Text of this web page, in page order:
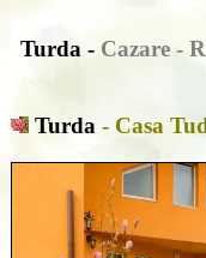
Turda - Cazare -
Turda - Casa